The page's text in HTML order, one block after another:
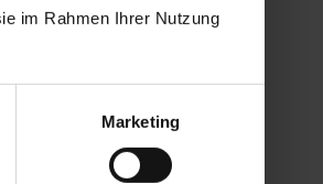
im Rahmen Ihrer Nutzung
Marketing